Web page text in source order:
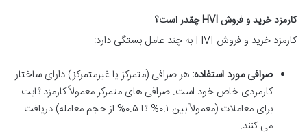
کارمزد خرید و فروش HVI چقدر است؟
کارمزد خرید و فروش HVI به چند عامل بستگی دارد:
صرافی مورد استفاده: هر صرافی (متمرکز یا غیرمتمرکز) دارای ساختار
کارمزدی خاص خود است. صرافی های متمرکز معمولاً کارمزد ثابت
برای معاملات (معمولاً بین ۰.۱% تا ۰.۵% از حجم معامله) دریافت
می کنند.